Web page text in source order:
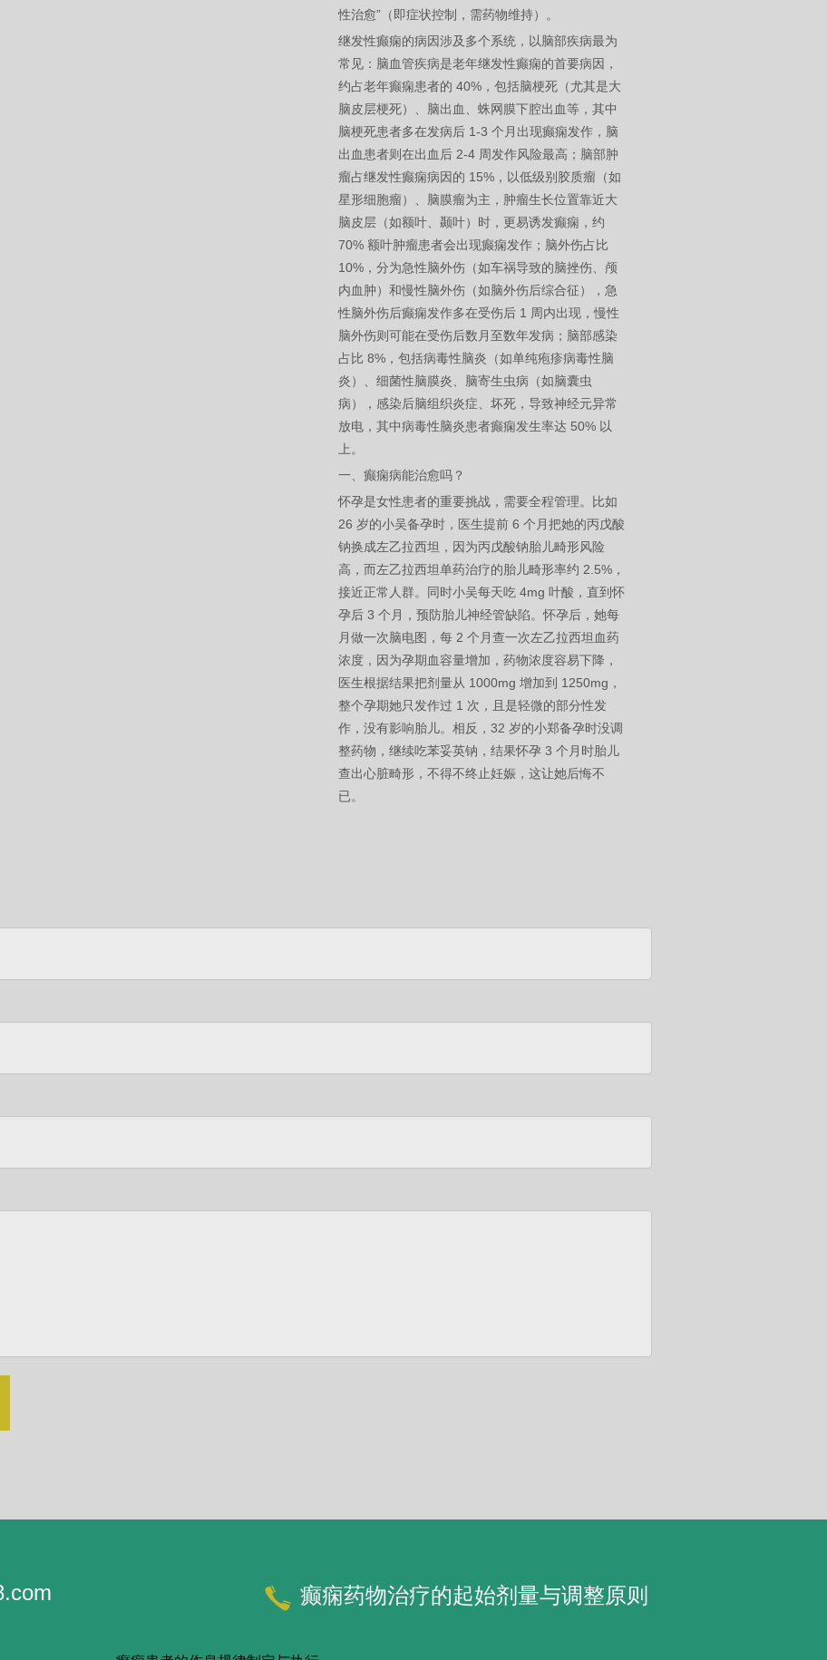
性治愈”（即症状控制，需药物维持）。
继发性癫痫的病因涉及多个系统，以脑部疾病最为
常见：脑血管疾病是老年继发性癫痫的首要病因，
约占老年癫痫患者的 40%，包括脑梗死（尤其是大
脑皮层梗死）、脑出血、蛛网膜下腔出血等，其中
脑梗死患者多在发病后 1-3 个月出现癫痫发作，脑
出血患者则在出血后 2-4 周发作风险最高；脑部肿
瘤占继发性癫痫病因的 15%，以低级别胶质瘤（如
星形细胞瘤）、脑膜瘤为主，肿瘤生长位置靠近大
脑皮层（如额叶、颞叶）时，更易诱发癫痫，约
70% 额叶肿瘤患者会出现癫痫发作；脑外伤占比
10%，分为急性脑外伤（如车祸导致的脑挫伤、颅
内血肿）和慢性脑外伤（如脑外伤后综合征），急
性脑外伤后癫痫发作多在受伤后 1 周内出现，慢性
脑外伤则可能在受伤后数月至数年发病；脑部感染
占比 8%，包括病毒性脑炎（如单纯疱疹病毒性脑
炎）、细菌性脑膜炎、脑寄生虫病（如脑囊虫
病），感染后脑组织炎症、坏死，导致神经元异常
放电，其中病毒性脑炎患者癫痫发生率达 50% 以
上。
一、癫痫病能治愈吗？
怀孕是女性患者的重要挑战，需要全程管理。比如
26 岁的小吴备孕时，医生提前 6 个月把她的丙戊酸
钠换成左乙拉西坦，因为丙戊酸钠胎儿畸形风险
高，而左乙拉西坦单药治疗的胎儿畸形率约 2.5%，
接近正常人群。同时小吴每天吃 4mg 叶酸，直到怀
孕后 3 个月，预防胎儿神经管缺陷。怀孕后，她每
月做一次脑电图，每 2 个月查一次左乙拉西坦血药
浓度，因为孕期血容量增加，药物浓度容易下降，
医生根据结果把剂量从 1000mg 增加到 1250mg，
整个孕期她只发作过 1 次，且是轻微的部分性发
作，没有影响胎儿。相反，32 岁的小郑备孕时没调
整药物，继续吃苯妥英钠，结果怀孕 3 个月时胎儿
查出心脏畸形，不得不终止妊娠，这让她后悔不
已。
癫痫药物治疗的起始剂量与调整原则